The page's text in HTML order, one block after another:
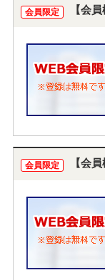
会員限定 【会
会員限定 【会